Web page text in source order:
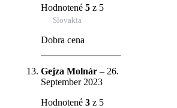
Hodnotené 5 z 5
Slovakia
Dobra cena
Gejza Molnár – 26.
September 2023
Hodnotené 3 z 5